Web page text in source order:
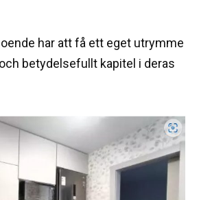
har att få ett eget utrymme
betydelsefullt kapitel i deras